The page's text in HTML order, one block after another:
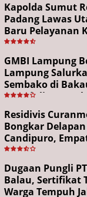
Kapolda Sumut
Padang Lawas
Baru Pelayanan
GMBI Lampung
Lampung
Sembako di
Kepedulian
Residivis
Bongkar
Candipuro,
Dugaan Pungli
Balau, Sertifikat
Warga Tempuh